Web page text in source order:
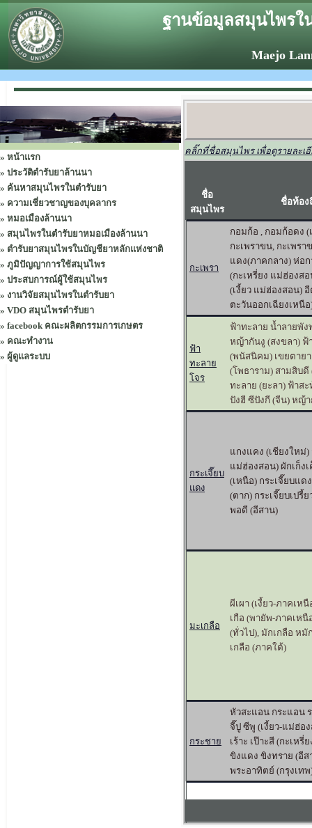
ฐานข้อมูลสมุนไพรใ
Maejo
» หน้าแรก
» ประวัติตำรับยาล้านนา
» ค้นหาสมุนไพรในตำรับยา
» ความเชี่ยวชาญของบุคลากร
» หมอเมืองล้านนา
» สมุนไพรในตำรับยาหมอเมืองล้านนา
» ตำรับยาสมุนไพรในบัญชียาหลักแห่งชาติ
» ภูมิปัญญาการใช้สมุนไพร
» ประสบการณ์ผู้ใช้สมุนไพร
» งานวิจัยสมุนไพรในตำรับยา
» VDO สมุนไพรตำรับยา
» facebook คณะผลิตกรรมการเกษตร
» คณะทำงาน
» ผู้ดูแลระบบ
คลิ๊กที่ชื่อสมุนไพร เพื่อดูรายละเ
ชื่อ
สมุนไพร
ชื่อท้อง
กะเพรา
กอมก้อ , กอมก้อดง (
กะเพราขน, กะเพรา
แดง(ภาคกลาง) ห่อ
(กะเหรี่ยง แม่ฮ่องส
(เงี้ยว แม่ฮ่องสอน)
ตะวันออกเฉียงเหนือ
ฟ้า
ทะลาย
โจร
ฟ้าทะลาย น้ำลายพัง
หญ้ากันงู (สงขลา) ฟ้
(พนัสนิคม) เขยตาย
(โพธาราม) สามสิบดี
ทะลาย (ยะลา) ฟ้าส
ปังฮี ซีปังกี (จีน) หญ้
กระเจี๊ยบ
แดง
แกงแคง (เชียงใหม่)
แม่ฮ่องสอน) ผักเก็งเ
(เหนือ) กระเจี๊ยบแด
(ตาก) กระเจี๊ยบเปรี้
พอดี (อีสาน)
มะเกลือ
ผีเผา (เงี้ยว-ภาคเห
เกือ (พายัพ-ภาคเหนื
(ทั่วไป), มักเกลือ หมั
เกลือ (ภาคใต้)
กระชาย
หัวสะแอน กระแอน
จี๊ปู ซีพู (เงี้ยว-แม่ฮ่อ
เร้าะ เป๊าะสี (กะเห
ขิงแดง ขิงทราย (อีส
พระอาทิตย์ (กรุงเทพ